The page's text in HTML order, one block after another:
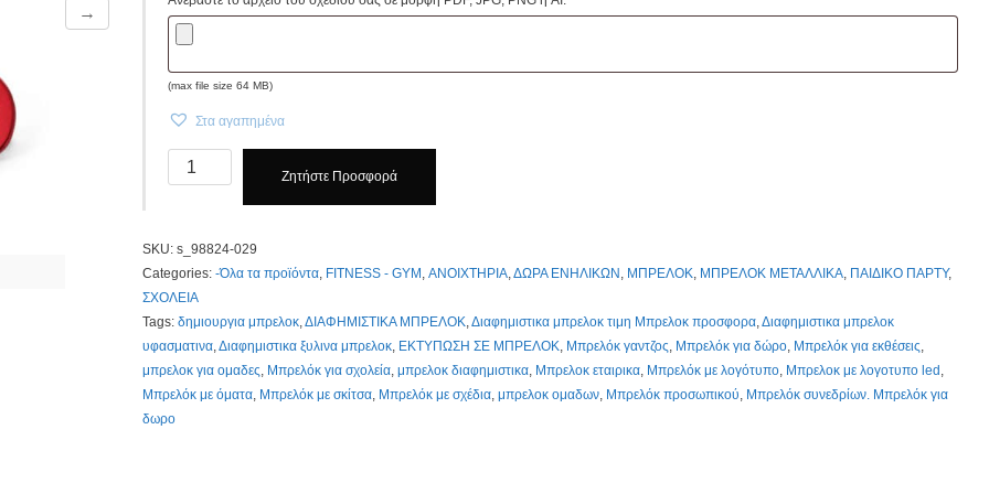
→
(max file size 64 MB)
Στα αγαπημένα
Μπρελόκ
Μεταλλικά
029.
Με
Χάραξη
1,00€.
Τιμοκατάλογος
Κλίκ
Εδώ
quantity
Ζητήστε Προσφορά
SKU:s_98824-029
Categories:-Όλα τα προϊόντα, FITNESS - GYM ,ΑΝΟΙΧΤΗΡΙΑ,ΔΩΡΑ ΕΝΗΛΙΚΩΝ , ΜΠΡΕΛΟΚ, ΜΠΡΕΛΟΚ ΜΕΤΑΛΛΙΚΑ, ΠΑΙΔΙΚΟ ΠΑΡΤΥ,
ΣΧΟΛΕΙΑ
Tags:δημιουργια μπρελοκ,ΔΙΑΦΗΜΙΣΤΙΚΑ ΜΠΡΕΛΟΚ,Διαφημιστικα μπρελοκ τιμη Μπρελοκ προσφορα,Διαφημιστικα μπρελοκ
υφασματινα,Διαφημιστικα ξυλινα μπρελοκ, ΕΚΤΥΠΩΣΗ ΣΕ ΜΠΡΕΛΟΚ, Μπρελόκ γαντζος, Μπρελόκ για δώρο, Μπρελόκ για εκθέσεις,
μπρελοκ για ομαδες, Μπρελόκ για σχολεία,μπρελοκ διαφημιστικα, Μπρελοκ εταιρικα, Μπρελόκ με λογότυπο, Μπρελοκ με λογοτυπο led ,
Μπρελόκ με όματα, Μπρελόκ με σκίτσα, Μπρελόκ με σχέδια,μπρελοκ ομαδων, Μπρελόκ προσωπικού, Μπρελόκ συνεδρίων. Μπρελόκ για
δωρο